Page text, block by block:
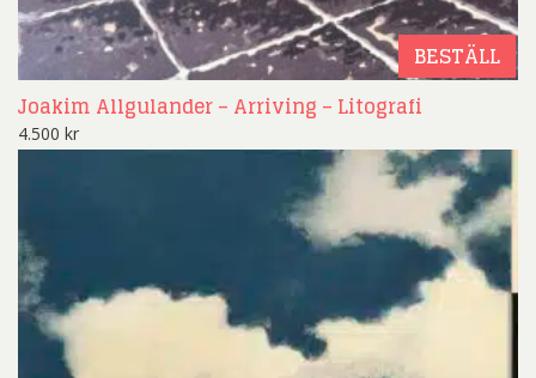
BESTÄLL
Joakim Allgulander – Arriving – Litografi
4.500 kr